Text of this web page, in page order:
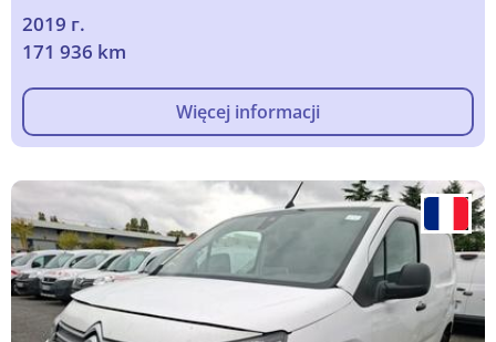
2019 г.
171 936 km
Więcej informacji